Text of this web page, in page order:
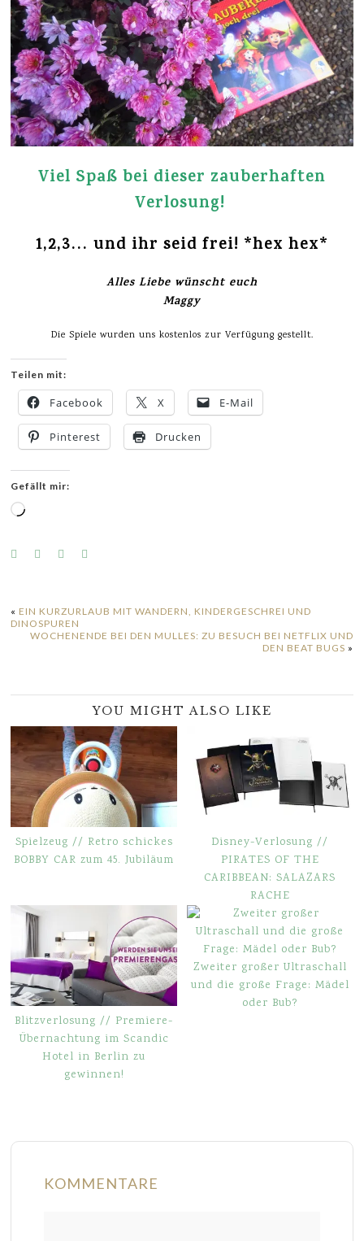
Viel Spaß bei dieser zauberhaften
Verlosung!
1,2,3… und ihr seid frei! *hex hex*
Alles Liebe wünscht euch
Maggy
Die Spiele wurden uns kostenlos zur Verfügung gestellt.
Teilen mit:
Facebook X E-Mail
Pinterest Drucken
Gefällt mir:
Wird
« EIN KURZURLAUB MIT WANDERN, KINDERGESCHREI UND
DINOSPUREN
WOCHENENDE BEI DEN MULLES: ZU BESUCH BEI NETFLIX UND
DEN BEAT BUGS »
YOU MIGHT ALSO LIKE
Spielzeug // Retro schickes
BOBBY CAR zum 45. Jubiläum
Disney-Verlosung //
PIRATES OF THE
CARIBBEAN: SALAZARS
RACHE
Blitzverlosung // Premiere-
Übernachtung im Scandic
Hotel in Berlin zu
gewinnen!
Zweiter großer Ultraschall
und die große Frage: Mädel
oder Bub?
KOMMENTARE